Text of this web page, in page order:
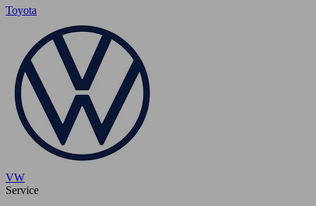
Toyota
VW
Service